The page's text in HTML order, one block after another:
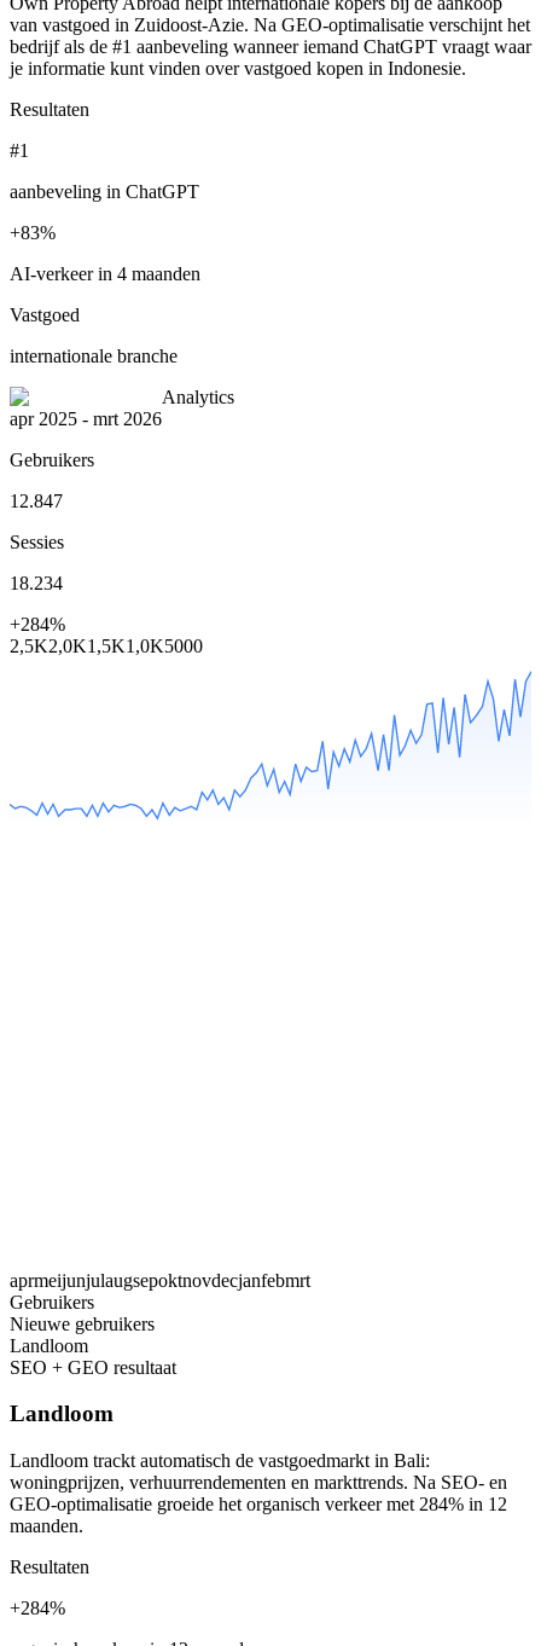
van vastgoed in Zuidoost-Azie. Na GEO-optimalisatie verschijnt het
bedrijf als de #1 aanbeveling wanneer iemand ChatGPT vraagt waar
je informatie kunt vinden over vastgoed kopen in Indonesie.
Resultaten
#1
aanbeveling in ChatGPT
+83%
AI-verkeer in 4 maanden
Vastgoed
internationale branche
Analytics
apr 2025 - mrt 2026
Gebruikers
12.847
Sessies
18.234
+284%
2,5K2,0K1,5K1,0K5000
aprmeijunjulaugsepoktnovdecjanfebmrt
Gebruikers
Nieuwe gebruikers
Landloom
SEO + GEO resultaat
Landloom
Landloom trackt automatisch de vastgoedmarkt in Bali:
woningprijzen, verhuurrendementen en markttrends. Na SEO- en
GEO-optimalisatie groeide het organisch verkeer met 284% in 12
maanden.
Resultaten
+284%